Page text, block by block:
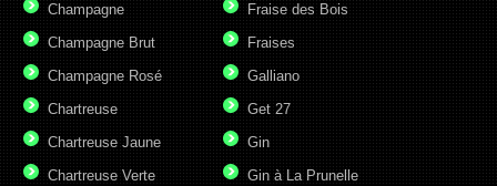
Champagne
Champagne Brut
Champagne Rosé
Chartreuse
Chartreuse Jaune
Chartreuse Verte
Fraise des Bois
Fraises
Galliano
Get 27
Gin
Gin à La Prunelle